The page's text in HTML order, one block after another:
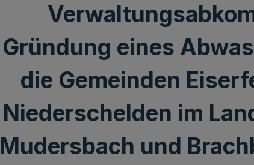
Gründung eines
die Gemeinden
Niederschelden im
Mudersbach und